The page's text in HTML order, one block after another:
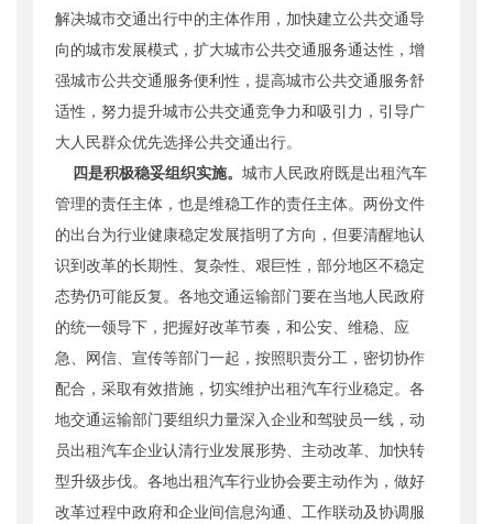
解决城市交通出行中的主体作用，加快建立公共交通导
向的城市发展模式，扩大城市公共交通服务通达性，增
强城市公共交通服务便利性，提高城市公共交通服务舒
适性，努力提升城市公共交通竞争力和吸引力，引导广
大人民群众优先选择公共交通出行。
四是积极稳妥组织实施。 城市人民政府既是出租汽车
管理的责任主体，也是维稳工作的责任主体。两份文件
的出台为行业健康稳定发展指明了方向，但要清醒地认
识到改革的长期性、复杂性、艰巨性，部分地区不稳定
态势仍可能反复。各地交通运输部门要在当地人民政府
的统一领导下，把握好改革节奏，和公安、维稳、应
急、网信、宣传等部门一起，按照职责分工，密切协作
配合，采取有效措施，切实维护出租汽车行业稳定。各
地交通运输部门要组织力量深入企业和驾驶员一线，动
员出租汽车企业认清行业发展形势、主动改革、加快转
型升级步伐。各地出租汽车行业协会要主动作为，做好
改革过程中政府和企业间信息沟通、工作联动及协调服